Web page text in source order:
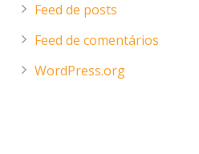
Feed de posts
Feed de comentários
WordPress.org